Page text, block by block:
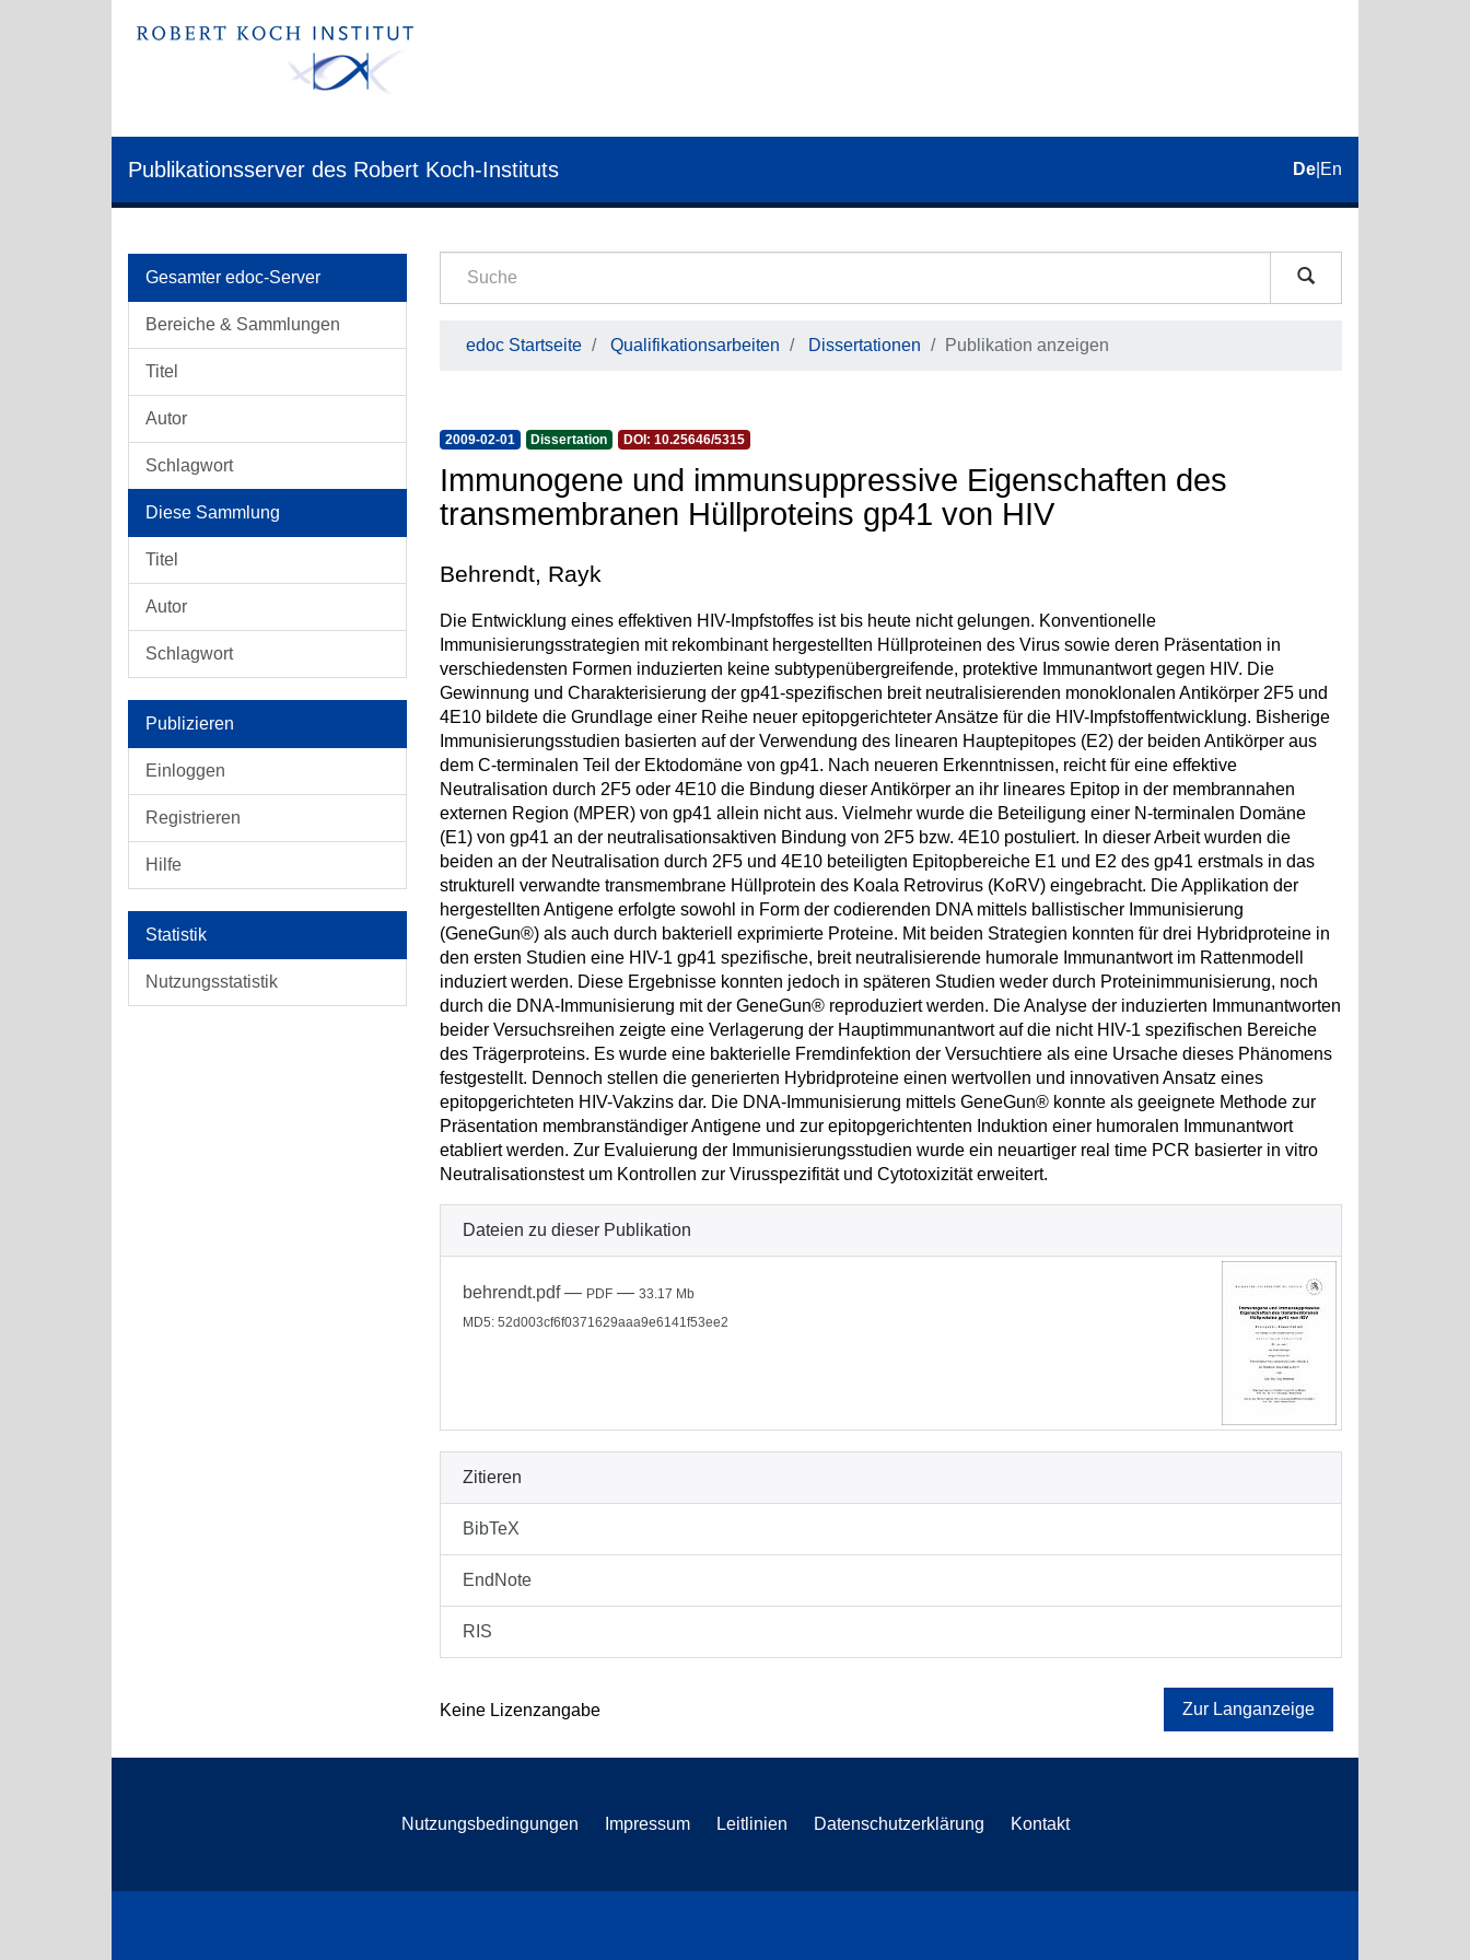
Publikationsserver des Robert Koch-Instituts De En
Gesamter edoc-Server
Bereiche & Sammlungen
Titel
Autor
Schlagwort
Diese Sammlung
Titel
Autor
Schlagwort
Publizieren
Einloggen
Registrieren
Hilfe
Statistik
Nutzungsstatistik
edoc Startseite Qualifikationsarbeiten Dissertationen Publikation anzeigen
2009-02-01 Dissertation DOI: 10.25646/5315
Immunogene und immunsuppressive Eigenschaften des
transmembranen Hüllproteins gp41 von HIV
Behrendt, Rayk
Die Entwicklung eines effektiven HIV-Impfstoffes ist bis heute nicht gelungen. Konventionelle
Immunisierungsstrategien mit rekombinant hergestellten Hüllproteinen des Virus sowie deren Präsentation in
verschiedensten Formen induzierten keine subtypenübergreifende, protektive Immunantwort gegen HIV. Die
Gewinnung und Charakterisierung der gp41-spezifischen breit neutralisierenden monoklonalen Antikörper 2F5 und
4E10 bildete die Grundlage einer Reihe neuer epitopgerichteter Ansätze für die HIV-Impfstoffentwicklung. Bisherige
Immunisierungsstudien basierten auf der Verwendung des linearen Hauptepitopes (E2) der beiden Antikörper aus
dem C-terminalen Teil der Ektodomäne von gp41. Nach neueren Erkenntnissen, reicht für eine effektive
Neutralisation durch 2F5 oder 4E10 die Bindung dieser Antikörper an ihr lineares Epitop in der membrannahen
externen Region (MPER) von gp41 allein nicht aus. Vielmehr wurde die Beteiligung einer N-terminalen Domäne
(E1) von gp41 an der neutralisationsaktiven Bindung von 2F5 bzw. 4E10 postuliert. In dieser Arbeit wurden die
beiden an der Neutralisation durch 2F5 und 4E10 beteiligten Epitopbereiche E1 und E2 des gp41 erstmals in das
strukturell verwandte transmembrane Hüllprotein des Koala Retrovirus (KoRV) eingebracht. Die Applikation der
hergestellten Antigene erfolgte sowohl in Form der codierenden DNA mittels ballistischer Immunisierung
(GeneGun®) als auch durch bakteriell exprimierte Proteine. Mit beiden Strategien konnten für drei Hybridproteine in
den ersten Studien eine HIV-1 gp41 spezifische, breit neutralisierende humorale Immunantwort im Rattenmodell
induziert werden. Diese Ergebnisse konnten jedoch in späteren Studien weder durch Proteinimmunisierung, noch
durch die DNA-Immunisierung mit der GeneGun® reproduziert werden. Die Analyse der induzierten Immunantworten
beider Versuchsreihen zeigte eine Verlagerung der Hauptimmunantwort auf die nicht HIV-1 spezifischen Bereiche
des Trägerproteins. Es wurde eine bakterielle Fremdinfektion der Versuchtiere als eine Ursache dieses Phänomens
festgestellt. Dennoch stellen die generierten Hybridproteine einen wertvollen und innovativen Ansatz eines
epitopgerichteten HIV-Vakzins dar. Die DNA-Immunisierung mittels GeneGun® konnte als geeignete Methode zur
Präsentation membranständiger Antigene und zur epitopgerichtenten Induktion einer humoralen Immunantwort
etabliert werden. Zur Evaluierung der Immunisierungsstudien wurde ein neuartiger real time PCR basierter in vitro
Neutralisationstest um Kontrollen zur Virusspezifität und Cytotoxizität erweitert.
Dateien zu dieser Publikation
behrendt.pdf— PDF — 33.17 Mb
MD5: 52d003cf6f0371629aaa9e6141f53ee2
Zitieren
BibTeX
EndNote
RIS
Keine Lizenzangabe Zur Langanzeige
Nutzungsbedingungen Impressum Leitlinien Datenschutzerklärung Kontakt